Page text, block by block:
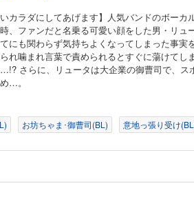
いカラダにしてあげます】人気バンドのボーカ
、ファンだと名乗る可愛い顔をした男・リュ
にも関わらず気持ちよくなってしまった事実
れ噛まれ言葉で責められるとすぐに蕩けてし
さらに、リュータは大企業の御曹司で、ス
…。
お坊ちゃま･御曹司(BL) 意地っ張り受け